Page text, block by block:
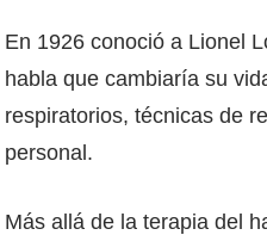
En 1926 conoció a Lionel
habla que cambiaría su
respiratorios, técnicas de
personal.
Más allá de la terapia del